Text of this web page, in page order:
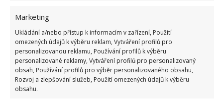
Marketing
Ukládání a/nebo přístup k informacím v zařízení, Použití
omezených údajů k výběru reklam, Vytváření profilů pro
personalizovanou reklamu, Používání profilů k výběru
personalizované reklamy, Vytváření profilů pro personalizovaný
obsah, Používání profilů pro výběr personalizovaného obsahu,
Rozvoj a zlepšování služeb, Použití omezených údajů k výběru
obsahu.
stěn, stropů a podlahy. To je klíčové zejména u
nových staveb nebo při plánování rekonstrukce. Aby
zvolené řešení správně fungovalo, používejte vhodné
materiály a dodržujte technologické postupy. Dbejte
také na udržování vhodné vlhkosti v místnostech,